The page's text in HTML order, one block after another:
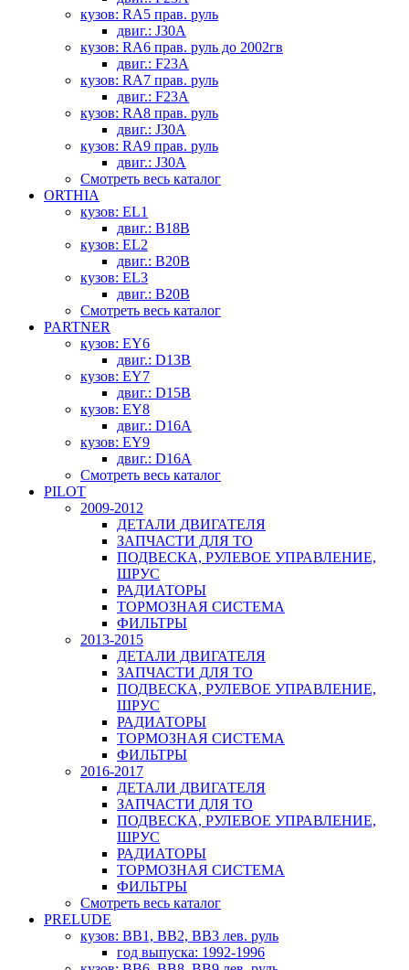
кузов: RA5 прав. руль
двиг.: J30A
кузов: RA6 прав. руль до 2002гв
двиг.: F23A
кузов: RA7 прав. руль
двиг.: F23A
кузов: RA8 прав. руль
двиг.: J30A
кузов: RA9 прав. руль
двиг.: J30A
Смотреть весь каталог
ORTHIA
кузов: EL1
двиг.: B18B
кузов: EL2
двиг.: B20B
кузов: EL3
двиг.: B20B
Смотреть весь каталог
PARTNER
кузов: EY6
двиг.: D13B
кузов: EY7
двиг.: D15B
кузов: EY8
двиг.: D16A
кузов: EY9
двиг.: D16A
Смотреть весь каталог
PILOT
2009-2012
ДЕТАЛИ ДВИГАТЕЛЯ
ЗАПЧАСТИ ДЛЯ ТО
ПОДВЕСКА, РУЛЕВОЕ УПРАВЛЕНИЕ,
ШРУС
РАДИАТОРЫ
ТОРМОЗНАЯ СИСТЕМА
ФИЛЬТРЫ
2013-2015
ДЕТАЛИ ДВИГАТЕЛЯ
ЗАПЧАСТИ ДЛЯ ТО
ПОДВЕСКА, РУЛЕВОЕ УПРАВЛЕНИЕ,
ШРУС
РАДИАТОРЫ
ТОРМОЗНАЯ СИСТЕМА
ФИЛЬТРЫ
2016-2017
ДЕТАЛИ ДВИГАТЕЛЯ
ЗАПЧАСТИ ДЛЯ ТО
ПОДВЕСКА, РУЛЕВОЕ УПРАВЛЕНИЕ,
ШРУС
РАДИАТОРЫ
ТОРМОЗНАЯ СИСТЕМА
ФИЛЬТРЫ
Смотреть весь каталог
PRELUDE
кузов: BB1, BB2, BB3 лев. руль
год выпуска: 1992-1996